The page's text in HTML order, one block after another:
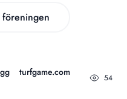
turfgame.com 54